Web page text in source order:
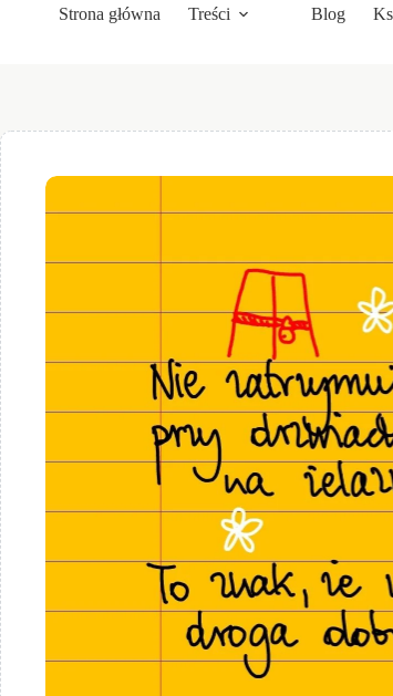
Strona główna Treści Blog